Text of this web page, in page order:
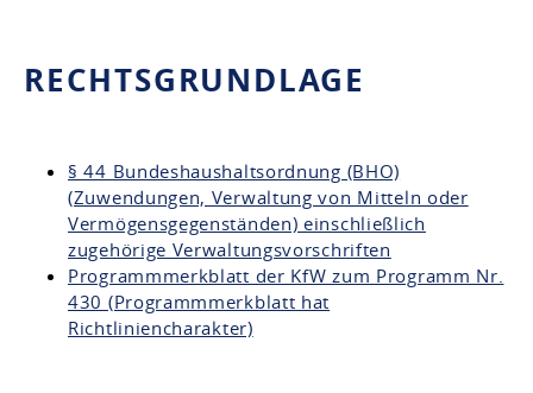
RECHTSGRUNDLAGE
§ 44 Bundeshaushaltsordnung (BHO)
(Zuwendungen, Verwaltung von Mitteln oder
Vermögensgegenständen) einschließlich
zugehörige Verwaltungsvorschriften
Programmmerkblatt der KfW zum Programm Nr.
430 (Programmmerkblatt hat
Richtliniencharakter)